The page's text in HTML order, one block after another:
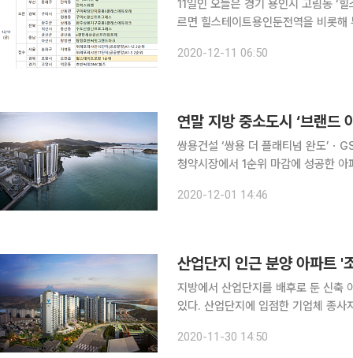
11일인 오늘은 경기 용인시 고림동 ‘힐스테
르면 힐스테이트용인둔전역을 비롯해
군 금산읍 ’e편한세상금산프라임포레
2020-12-11 06:50
연말 지방 중소도시 ‘브랜드
쌍용건설 ‘쌍용 더 플래티넘 완도’ㆍGS건설 ‘강
청약시장에서 1순위 마감에 성공한
나온다. 1일 한국감정원 청약홈에
2020-12-01 14:46
산업단지 인근 분양 아파트 '
지방에서 산업단지를 배후로 둔 신축
있다. 산업단지에 입점한 기업체 종사
미린 에코포레’는 1순위 청약이 모두
2020-11-30 14:50